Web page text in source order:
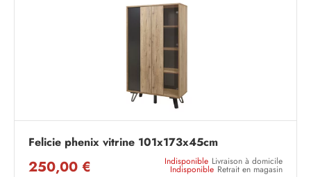
Felicie phenix vitrine 101x173x45cm
250,00 € Indisponible Livraison à domicile
Indisponible Retrait en magasin